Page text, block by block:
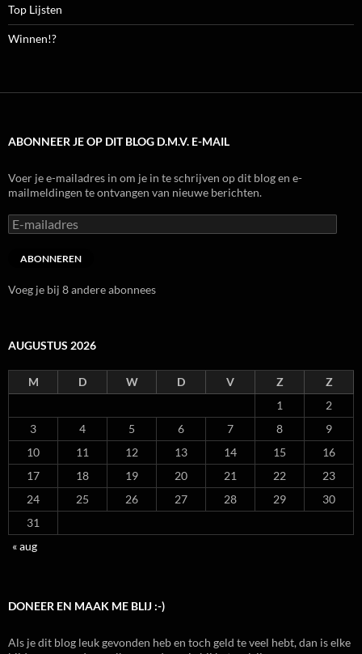
Top Lijsten
Winnen!?
ABONNEER JE OP DIT BLOG D.M.V. E-MAIL
Voer je e-mailadres in om je in te schrijven op dit blog en e-
mailmeldingen te ontvangen van nieuwe berichten.
E-
mailadres
ABONNEREN
Voeg je bij 8 andere abonnees
AUGUSTUS 2026
M D W D V Z
Z
1
2
3
4 5 6 7 8
9
10
11 12 13 14 15
16
17
18 19 20 21 22
23
24
25 26 27 28 29
30
31
« aug
DONEER EN MAAK ME BLIJ :-)
Als je dit blog leuk gevonden heb en toch geld te veel hebt, dan is elke